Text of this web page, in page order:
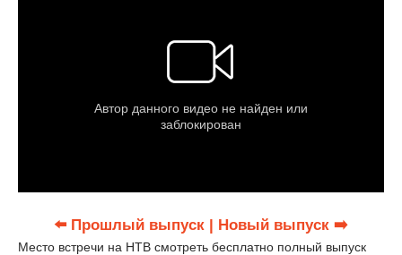
⬅️ Прошлый выпуск | Новый выпуск ➡️
Место встречи на НТВ смотреть бесплатно полный выпуск